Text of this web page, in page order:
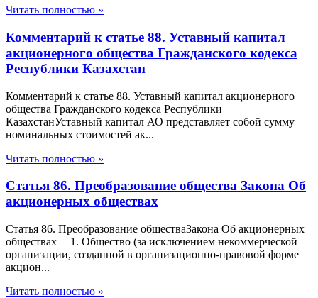
Читать полностью »
Комментарий к статье 88. Уставный капитал
акционерного общества Гражданского кодекса
Республики Казахстан
Комментарий к статье 88. Уставный капитал акционерного
общества Гражданского кодекса Республики
КазахстанУставный капитал АО представляет собой сумму
номинальных стоимостей ак...
Читать полностью »
Статья 86. Преобразование общества Закона Об
акционерных обществах
Статья 86. Преобразование обществаЗакона Об акционерных
обществах 1. Общество (за исключением некоммерческой
организации, созданной в организационно-правовой форме
акцион...
Читать полностью »